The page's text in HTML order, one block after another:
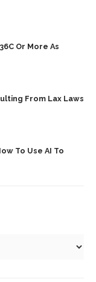
Or More As
From Lax Laws
To Use AI To